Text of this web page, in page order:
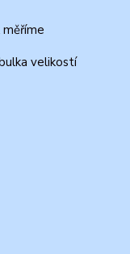
měříme
velikostí